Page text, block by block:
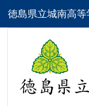
徳島県立城南高等